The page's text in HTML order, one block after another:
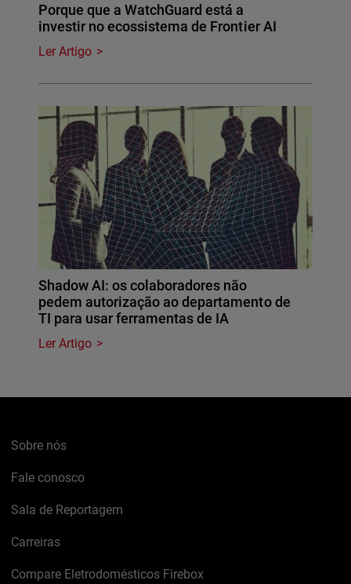
Porque que a WatchGuard está a
investir no ecossistema de Frontier AI
Ler Artigo
Shadow AI: os colaboradores não
pedem autorização ao departamento de
TI para usar ferramentas de IA
Ler Artigo
Sobre nós
Fale conosco
Sala de Reportagem
Carreiras
Compare Eletrodomésticos Firebox